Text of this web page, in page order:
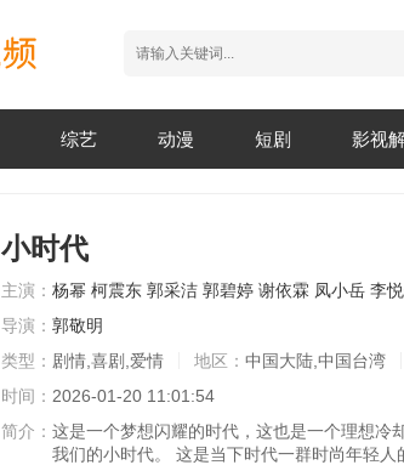
综艺 动漫 短剧 影视
小时代
主演： 杨幂 柯震东 郭采洁 郭碧婷 谢依霖 凤小岳 李
导演： 郭敬明
类型： 剧情,喜剧,爱情 地区： 中国大陆,中国台湾
时间： 2026-01-20 11:01:54
简介： 这是一个梦想闪耀的时代，这也是一个理想冷
我们的小时代。 这是当下时代一群时尚年轻